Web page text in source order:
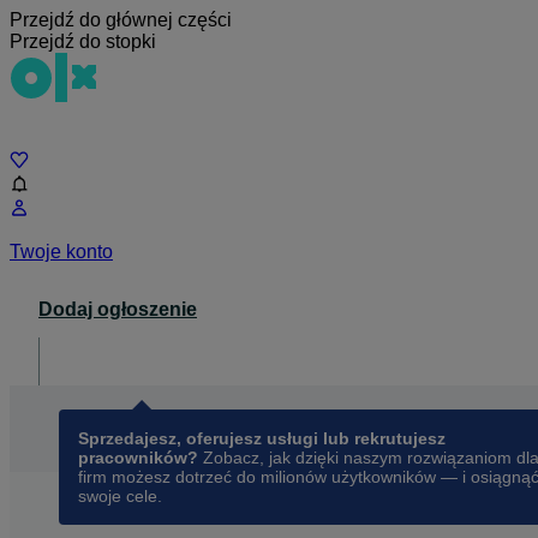
Przejdź do głównej części
Przejdź do stopki
Twoje konto
Dodaj ogłoszenie
Sprzedajesz, oferujesz usługi lub rekrutujesz
pracowników? Zobacz, jak dzięki naszym rozwiązaniom dla
firm możesz dotrzeć do milionów użytkowników — i osiągnąć
swoje cele.